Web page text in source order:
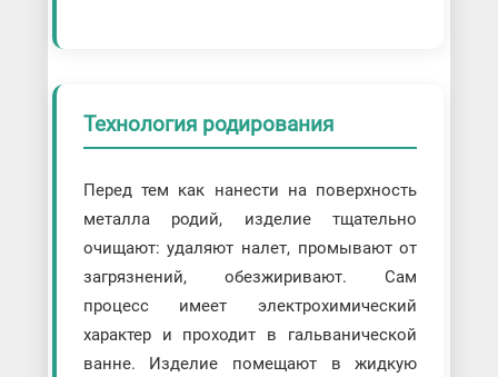
Технология родирования
Перед тем как нанести на поверхность
металла родий, изделие тщательно
очищают: удаляют налет, промывают от
загрязнений, обезжиривают. Сам
процесс имеет электрохимический
характер и проходит в гальванической
ванне. Изделие помещают в жидкую